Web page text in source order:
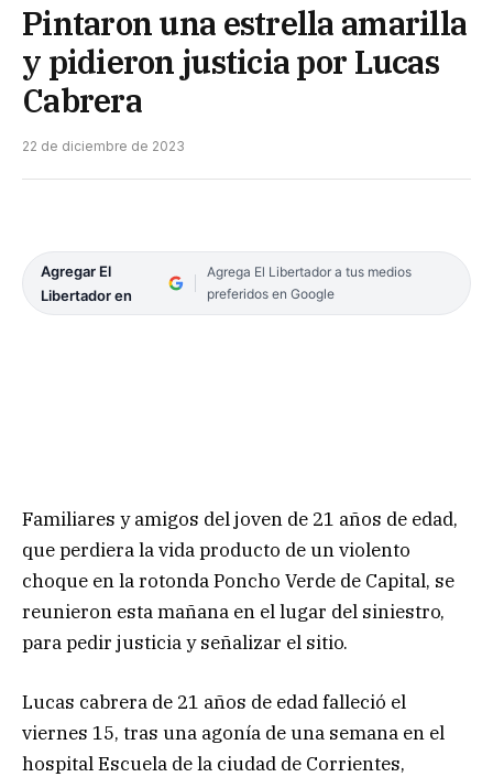
Pintaron una estrella amarilla
y pidieron justicia por Lucas
Cabrera
22 de diciembre de 2023
Agregar El
Libertador en
Agrega El Libertador a tus medios
preferidos en Google
Familiares y amigos del joven de 21 años de edad,
que perdiera la vida producto de un violento
choque en la rotonda Poncho Verde de Capital, se
reunieron esta mañana en el lugar del siniestro,
para pedir justicia y señalizar el sitio.
Lucas cabrera de 21 años de edad falleció el
viernes 15, tras una agonía de una semana en el
hospital Escuela de la ciudad de Corrientes,